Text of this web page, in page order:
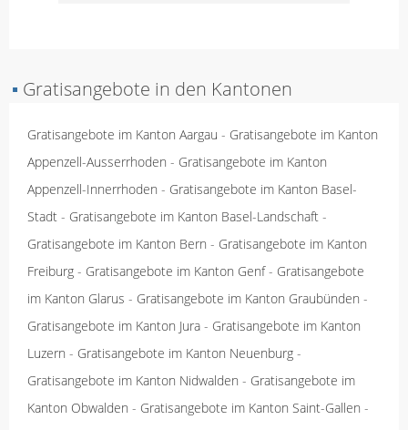
▪ Gratisangebote in den Kantonen
Gratisangebote im Kanton Aargau - Gratisangebote im Kanton
Appenzell-Ausserrhoden - Gratisangebote im Kanton
Appenzell-Innerrhoden - Gratisangebote im Kanton Basel-
Stadt - Gratisangebote im Kanton Basel-Landschaft -
Gratisangebote im Kanton Bern - Gratisangebote im Kanton
Freiburg - Gratisangebote im Kanton Genf- Gratisangebote
im Kanton Glarus - Gratisangebote im Kanton Graubünden -
Gratisangebote im Kanton Jura - Gratisangebote im Kanton
Luzern - Gratisangebote im Kanton Neuenburg -
Gratisangebote im Kanton Nidwalden - Gratisangebote im
Kanton Obwalden - Gratisangebote im Kanton Saint-Gallen -